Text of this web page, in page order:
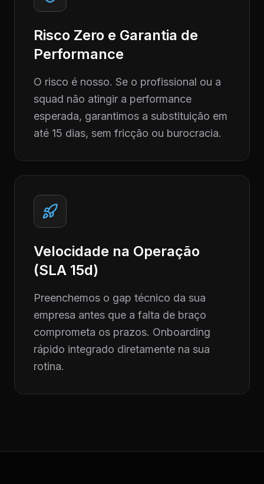
Risco Zero e Garantia de
Performance
O risco é nosso. Se o profissional ou a
squad não atingir a performance
esperada, garantimos a substituição em
até 15 dias, sem fricção ou burocracia.
Velocidade na Operação
(SLA 15d)
Preenchemos o gap técnico da sua
empresa antes que a falta de braço
comprometa os prazos. Onboarding
rápido integrado diretamente na sua
rotina.